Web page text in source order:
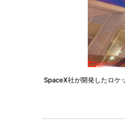
SpaceⅩ社が開発したロケ